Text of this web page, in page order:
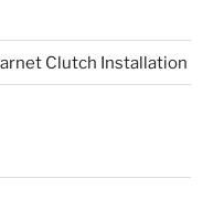
Clutch Installation